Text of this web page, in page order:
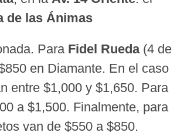
de las Ánimas
Para Fidel Rueda(4 de
en Diamante. En el caso
entre $1,000 y $1,650. Para
a $1,500. Finalmente, para
van de $550 a $850.